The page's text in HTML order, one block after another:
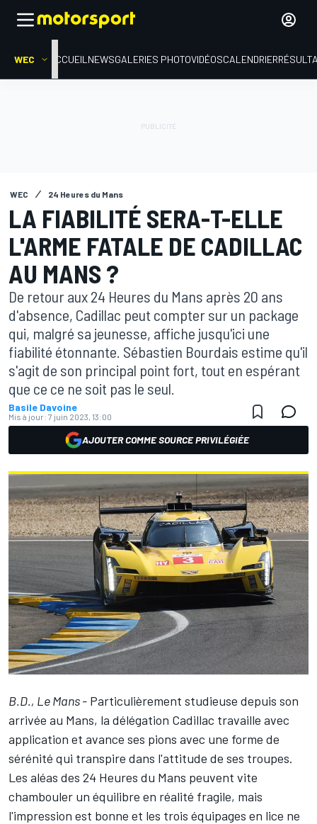
WEC ACCUEIL NEWSGALERIES PHOTOVIDÉOSCALENDRIER
WEC 24 Heures du Mans
LA FIABILITÉ SERA-T-ELLE
L'ARME FATALE DE CADILLAC
AU MANS ?
De retour aux 24 Heures du Mans après 20 ans
d'absence, Cadillac peut compter sur un package
qui, malgré sa jeunesse, affiche jusqu'ici une
fiabilité étonnante. Sébastien Bourdais estime qu'il
s'agit de son principal point fort, tout en espérant
que ce ce ne soit pas le seul.
Basile Davoine
Mis à jour: 7 juin 2023, 13:00
AJOUTER COMME SOURCE PRIVILÉGIÉE
B.D., Le Mans - Particulièrement studieuse depuis son
arrivée au Mans, la délégation Cadillac travaille avec
application et avance ses pions avec une forme de
sérénité qui transpire dans l'attitude de ses troupes.
Les aléas des 24 Heures du Mans peuvent vite
chambouler un équilibre en réalité fragile, mais
l'impression est bonne et les trois équipages en lice ne